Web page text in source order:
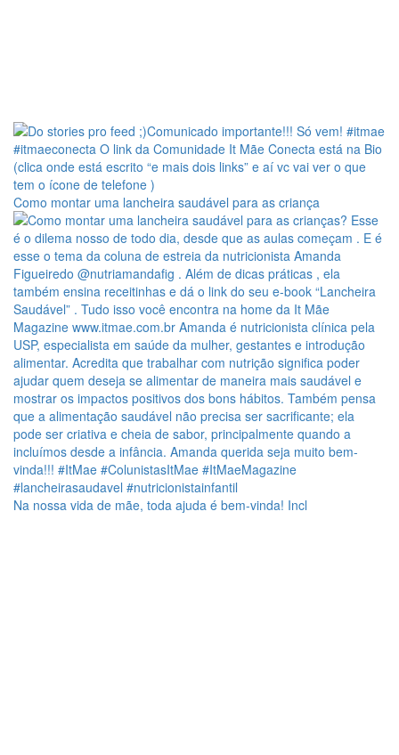
Como montar uma lancheira saudável para as criança
Na nossa vida de mãe, toda ajuda é bem-vinda! Incl